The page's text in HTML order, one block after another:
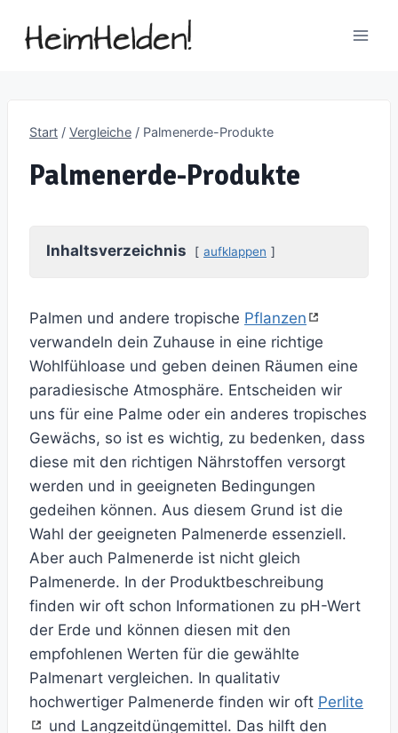
Inhalt
Start / Vergleiche / Palmenerde-Produkte
Palmenerde-Produkte
Inhaltsverzeichnis aufklappen
Palmen und andere tropische Pflanzen
verwandeln dein Zuhause in eine richtige
Wohlfühloase und geben deinen Räumen eine
paradiesische Atmosphäre. Entscheiden wir
uns für eine Palme oder ein anderes tropisches
Gewächs, so ist es wichtig, zu bedenken, dass
diese mit den richtigen Nährstoffen versorgt
werden und in geeigneten Bedingungen
gedeihen können. Aus diesem Grund ist die
Wahl der geeigneten Palmenerde essenziell.
Aber auch Palmenerde ist nicht gleich
Palmenerde. In der Produktbeschreibung
finden wir oft schon Informationen zu pH-Wert
der Erde und können diesen mit den
empfohlenen Werten für die gewählte
Palmenart vergleichen. In qualitativ
hochwertiger Palmenerde finden wir oft Perlite
und Langzeitdüngemittel. Das hilft den